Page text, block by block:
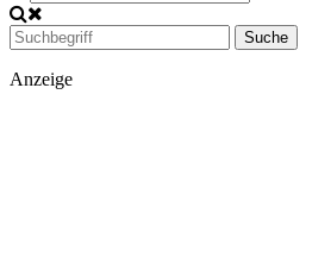
Suche
Anzeige